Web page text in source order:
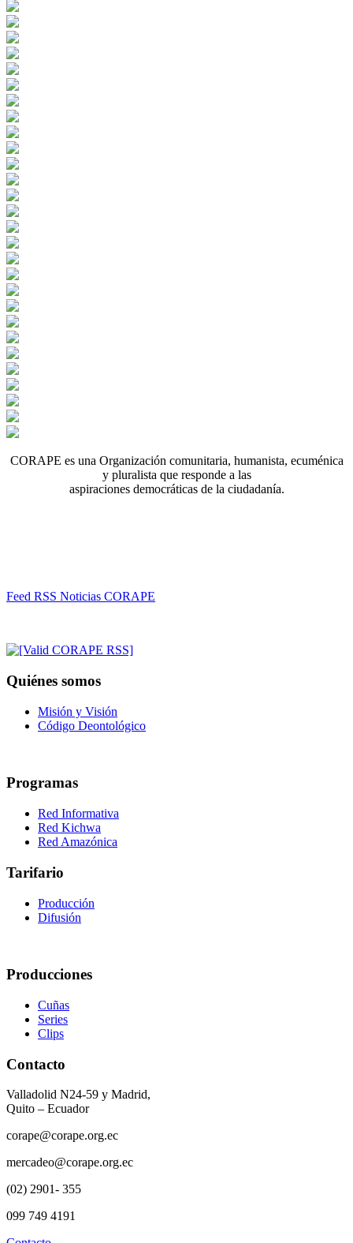
CORAPE es una Organización comunitaria, humanista, ecuménica
y pluralista que responde a las
aspiraciones democráticas de la ciudadanía.
Feed RSS Noticias CORAPE
Quiénes somos
Misión y Visión
Código Deontológico
Programas
Red Informativa
Red Kichwa
Red Amazónica
Tarifario
Producción
Difusión
Producciones
Cuñas
Series
Clips
Contacto
Valladolid N24-59 y Madrid,
Quito – Ecuador
corape@corape.org.ec
mercadeo@corape.org.ec
(02) 2901- 355
099 749 4191